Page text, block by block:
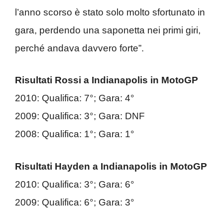
l’anno scorso è stato solo molto sfortunato in
gara, perdendo una saponetta nei primi giri,
perché andava davvero forte”.
Risultati Rossi a Indianapolis in MotoGP
2010: Qualifica: 7°; Gara: 4°
2009: Qualifica: 3°; Gara: DNF
2008: Qualifica: 1°; Gara: 1°
Risultati Hayden a Indianapolis in MotoGP
2010: Qualifica: 3°; Gara: 6°
2009: Qualifica: 6°; Gara: 3°